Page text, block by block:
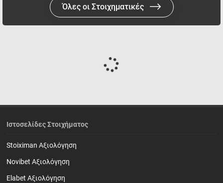
Όλες οι Στοιχηματικές
Ιστοσελίδες Στοιχήματος
Stoiximan Αξιολόγηση
Novibet Αξιολόγηση
Elabet Αξιολόγηση